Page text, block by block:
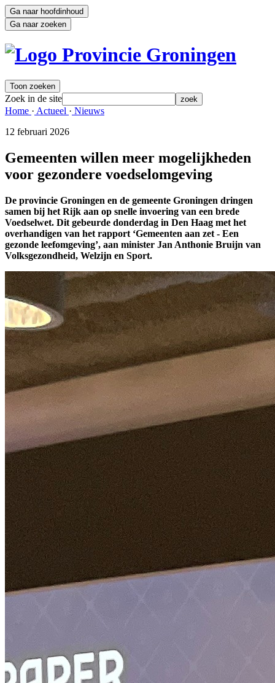
Ga naar hoofdinhoud
Ga naar zoeken
Toon zoeken
Zoek in de site zoek
Home · Actueel · Nieuws
12 februari 2026
Gemeenten willen meer mogelijkheden
voor gezondere voedselomgeving
De provincie Groningen en de gemeente Groningen dringen
samen bij het Rijk aan op snelle invoering van een brede
Voedselwet. Dit gebeurde donderdag in Den Haag met het
overhandigen van het rapport ‘Gemeenten aan zet - Een
gezonde leefomgeving’, aan minister Jan Anthonie Bruijn van
Volksgezondheid, Welzijn en Sport.